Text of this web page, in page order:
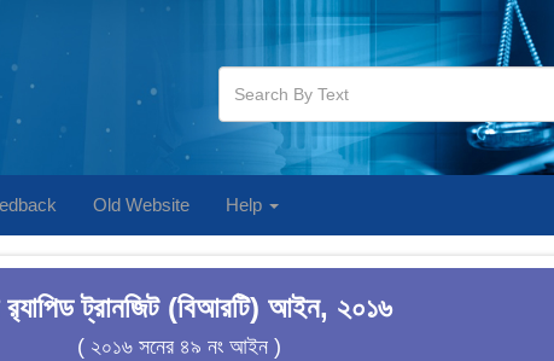
Old Website Help
র‍্যাপিড ট্রানজিট (বিআরটি) আইন, ২০১৬
( ২০১৬ সনের ৪৯ নং আইন )